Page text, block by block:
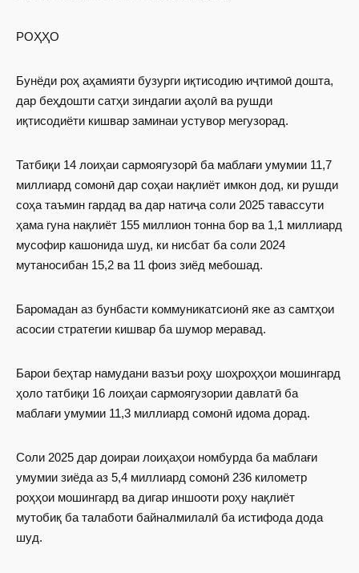
РОҲҲО
Бунёди роҳ аҳамияти бузурги иқтисодию иҷтимоӣ дошта,
дар беҳдошти сатҳи зиндагии аҳолӣ ва рушди
иқтисодиёти кишвар заминаи устувор мегузорад.
Татбиқи 14 лоиҳаи сармоягузорӣ ба маблағи умумии 11,7
миллиард сомонӣ дар соҳаи нақлиёт имкон дод, ки рушди
соҳа таъмин гардад ва дар натиҷа соли 2025 тавассути
ҳама гуна нақлиёт 155 миллион тонна бор ва 1,1 миллиард
мусофир кашонида шуд, ки нисбат ба соли 2024
мутаносибан 15,2 ва 11 фоиз зиёд мебошад.
Баромадан аз бунбасти коммуникатсионӣ яке аз самтҳои
асосии стратегии кишвар ба шумор меравад.
Барои беҳтар намудани вазъи роҳу шоҳроҳҳои мошингард
ҳоло татбиқи 16 лоиҳаи сармоягузории давлатӣ ба
маблағи умумии 11,3 миллиард сомонӣ идома дорад.
Соли 2025 дар доираи лоиҳаҳои номбурда ба маблағи
умумии зиёда аз 5,4 миллиард сомонӣ 236 километр
роҳҳои мошингард ва дигар иншооти роҳу нақлиёт
мутобиқ ба талаботи байналмилалӣ ба истифода дода
шуд.